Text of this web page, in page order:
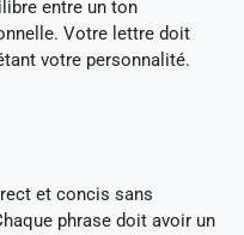
entre un ton
Votre lettre doit
votre personnalité.
et concis sans
phrase doit avoir un